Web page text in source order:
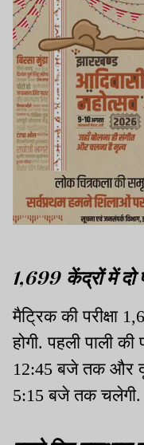
1,699 केंद्रों में दो
मैट्रिक की परीक्षा
होगी. पहली पाली
12:45 बजे तक और
5:15 बजे तक चलेगी.